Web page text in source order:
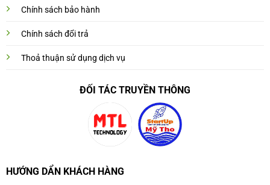
Chính sách bảo hành
Chính sách đổi trả
Thoả thuận sử dụng dịch vụ
ĐỐI TÁC TRUYỀN THÔNG
HƯỚNG DẨN KHÁCH HÀNG